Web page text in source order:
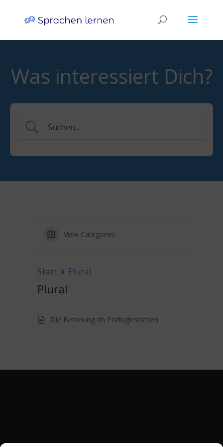
Was interessiert Dich?
View Categories
Start Plural
Plural
Die Betonung im Portugiesischen